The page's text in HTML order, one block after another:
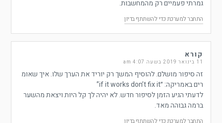
גמרתי פעמיים רק מהמחשבות.
התחבר למערכת כדי להשתתף בדיון
קורא
11 בינואר 2019 בשעה 4:07 am
זה סיפור מושלם. להוסיף המשך רק יוריד את הערך שלו. איך שאומ
רים באמריקה: ״if it works don’t fix it”
לדעתי הגיע הזמן לסיפור חדש. לא יהיה לך קל היות ויצאת מהשער
ברמה גבוהה מאד.
התחבר למערכת כדי להשתתף בדיון